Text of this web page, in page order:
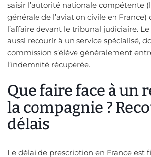
saisir l’autorité nationale compétente
générale de l’aviation civile en France)
l’affaire devant le tribunal judiciaire.
aussi recourir à un service spécialisé,
commission s’élève généralement
l’indemnité récupérée.
Que faire face à un
la compagnie ?
délais
Le délai de prescription en France est